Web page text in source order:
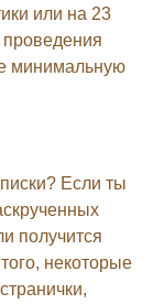
или на 23
минимальную
Если ты
получится
некоторые